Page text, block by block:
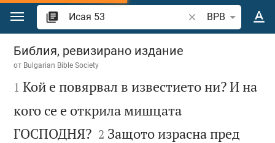
Преминете към съдържанието
Търсете стих или
BPB
Исая 53
Библия, ревизирано издание
от Bulgarian Bible Society

1 Кой е повярвал в известието ни? И на
кого се е открила мишцата
ГОСПОДНЯ?
2 Защото израсна пред